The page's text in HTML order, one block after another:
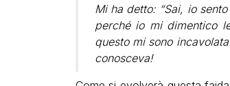
Mi ha detto: “Sai, io
perché io mi dimentico
questo mi sono
conosceva!